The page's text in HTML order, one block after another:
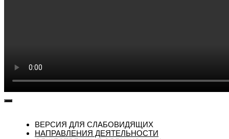
ВЕРСИЯ ДЛЯ СЛАБОВИДЯЩИХ
НАПРАВЛЕНИЯ ДЕЯТЕЛЬНОСТИ